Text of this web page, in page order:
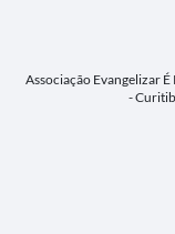
Associação Evangelizar É
-